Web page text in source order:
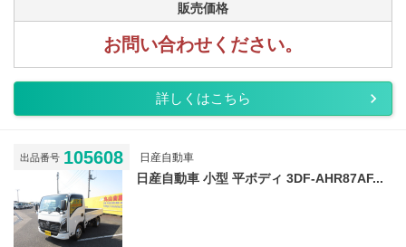
販売価格
お問い合わせください。
詳しくはこちら
出品番号 105608 日産自動車
日産自動車 小型 平ボディ 3DF-AHR87AF...